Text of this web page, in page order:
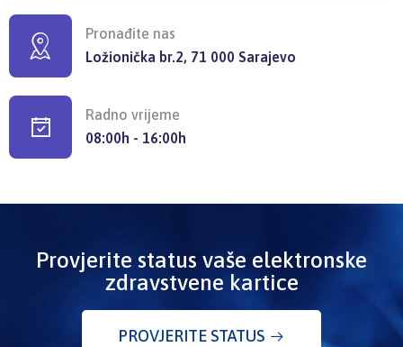
Pronađite nas
Ložionička br.2, 71 000 Sarajevo
Radno vrijeme
08:00h - 16:00h
Provjerite status vaše elektronske
zdravstvene kartice
PROVJERITE STATUS